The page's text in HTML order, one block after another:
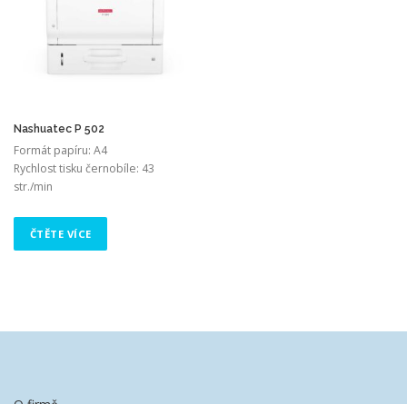
Nashuatec P 502
Formát papíru: A4
Rychlost tisku černobíle: 43
str./min
ČTĚTE VÍCE